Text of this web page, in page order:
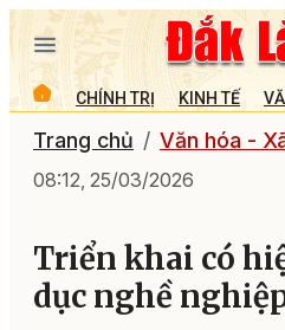
CHÍNH TRỊ KINH TẾ
Trang chủ Văn hóa -
08:12, 25/03/2026
Triển khai có
dục nghề